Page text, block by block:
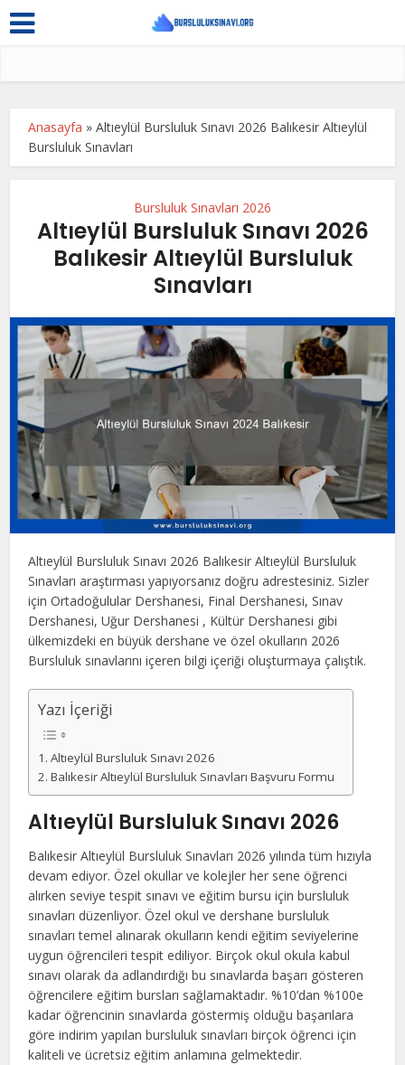
Anasayfa »Altıeylül Bursluluk Sınavı 2026 Balıkesir Altıeylül
Bursluluk Sınavları
Bursluluk Sınavları 2026
Altıeylül Bursluluk Sınavı 2026
Balıkesir Altıeylül Bursluluk
Sınavları
Altıeylül Bursluluk Sınavı 2026 Balıkesir Altıeylül Bursluluk
Sınavları araştırması yapıyorsanız doğru adrestesiniz. Sizler
için Ortadoğulular Dershanesi, Final Dershanesi, Sınav
Dershanesi, Uğur Dershanesi , Kültür Dershanesi gibi
ülkemizdeki en büyük dershane ve özel okulların 2026
Bursluluk sınavlarını içeren bilgi içeriği oluşturmaya çalıştık.
Yazı İçeriği
Altıeylül Bursluluk Sınavı 2026
Balıkesir Altıeylül Bursluluk Sınavları Başvuru Formu
Altıeylül Bursluluk Sınavı 2026
Balıkesir Altıeylül Bursluluk Sınavları 2026 yılında tüm hızıyla
devam ediyor. Özel okullar ve kolejler her sene öğrenci
alırken seviye tespit sınavı ve eğitim bursu için bursluluk
sınavları düzenliyor. Özel okul ve dershane bursluluk
sınavları temel alınarak okulların kendi eğitim seviyelerine
uygun öğrencileri tespit ediliyor. Birçok okul okula kabul
sınavı olarak da adlandırdığı bu sınavlarda başarı gösteren
öğrencilere eğitim bursları sağlamaktadır. %10’dan %100e
kadar öğrencinin sınavlarda göstermiş olduğu başarılara
göre indirim yapılan bursluluk sınavları birçok öğrenci için
kaliteli ve ücretsiz eğitim anlamına gelmektedir.